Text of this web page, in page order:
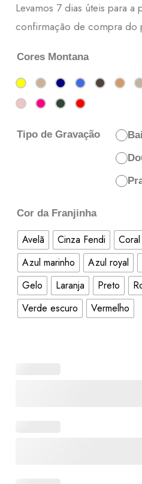
Levamos 7 dias úteis para a
confirmação de compra do
Cores Montana
Tipo de Gravação
Cor da Franjinha
Avelã Cinza Fendi Coral
Azul marinho
Azul royal
Gelo
Laranja Preto
Verde escuro
Vermelho